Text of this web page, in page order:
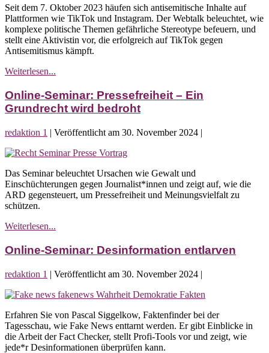
im
Netz
nach
dem
7.
Seit dem 7. Oktober 2023 häufen sich antisemitische Inhalte auf
Plattformen wie TikTok und Instagram. Der Webtalk beleuchtet, wie
komplexe politische Themen gefährliche Stereotype befeuern, und
stellt eine Aktivistin vor, die erfolgreich auf TikTok gegen
Antisemitismus kämpft.
Weiterlesen...
im
Netz
nach
7.
Online-Seminar: Pressefreiheit – Ein
Grundrecht wird bedroht
redaktion 1 | Veröffentlicht am 30. November 2024 |
Online-
Pressefreiheit
–
Ein
Grundrecht
bedroht
Das Seminar beleuchtet Ursachen wie Gewalt und
Einschüchterungen gegen Journalist*innen und zeigt auf, wie die
ARD gegensteuert, um Pressefreiheit und Meinungsvielfalt zu
schützen.
Weiterlesen...
Pressefreiheit
–
Ein
Grundrecht
wird
bedroht
Online-Seminar: Desinformation entlarven
redaktion 1 | Veröffentlicht am 30. November 2024 |
Online-
Desinformation
entlarven
Erfahren Sie von Pascal Siggelkow, Faktenfinder bei der
Tagesschau, wie Fake News enttarnt werden. Er gibt Einblicke in
die Arbeit der Fact Checker, stellt Profi-Tools vor und zeigt, wie
jede*r Desinformationen überprüfen kann.